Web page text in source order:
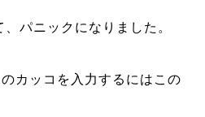
パニックになりました。
カッコを入力するにはこの